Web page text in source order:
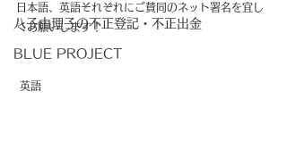
八子由理子の不正登記・不正出金
BLUE PROJECT
日本語、英語それぞれにご賛同のネット署名を宜し
くお願いします！
英語